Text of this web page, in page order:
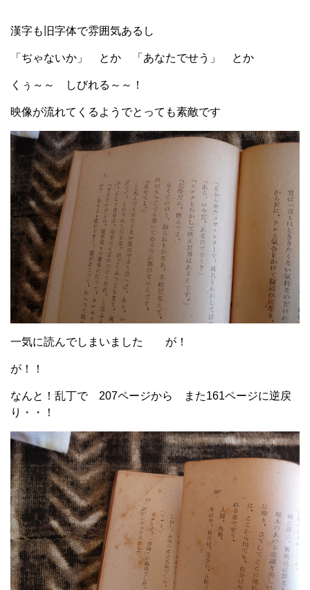
漢字も旧字体で雰囲気あるし
「ぢゃないか」 とか 「あなたでせう」 とか
くぅ～～ しびれる～～！
映像が流れてくるようでとっても素敵です
一気に読んでしまいました が！
が！！
なんと！乱丁で 207ページから また161ページに逆戻
り・・！